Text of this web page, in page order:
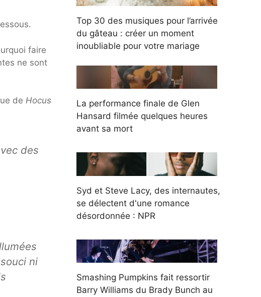
faire
ne sont
de Hocus
des
ni
Top 30 des musiques pour l’arrivée
du gâteau : créer un moment
inoubliable pour votre mariage
La performance finale de Glen
Hansard filmée quelques heures
avant sa mort
Syd et Steve Lacy, des internautes,
se délectent d'une romance
désordonnée : NPR
Smashing Pumpkins fait ressortir
Barry Williams du Brady Bunch au